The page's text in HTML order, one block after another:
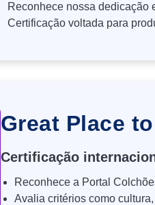
Reconhece nossa dedicação
Certificação voltada para
Great Place
Certificação
Reconhece a Portal
Avalia critérios como